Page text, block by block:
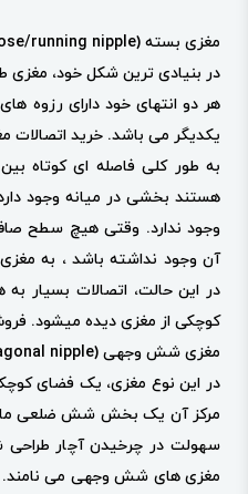
مغزی بسته (Close/running nipple):
در بنیادی ترین شکل خود، مغزی
هر دو انتهای خود دارای رزوه
یکدیگر می باشد. خرید اتصالات
به طور کلی فاصله ای کوتاه
هستند بخشی در میانه وجود
وجود ندارد. وقتی هیچ سطح
آن وجود نداشته باشد ، به
در این حالت، اتصالات بسیار
کوچکی از مغزی دیده میشود.
مغزی شش وجهی (Hexagonal nipple):
در این نوع مغزی، یک فضای
مرکز آن یک بخش شش ضلعی
سهولت در چرخیدن آچار طراحی
مغزی های شش وجهی می